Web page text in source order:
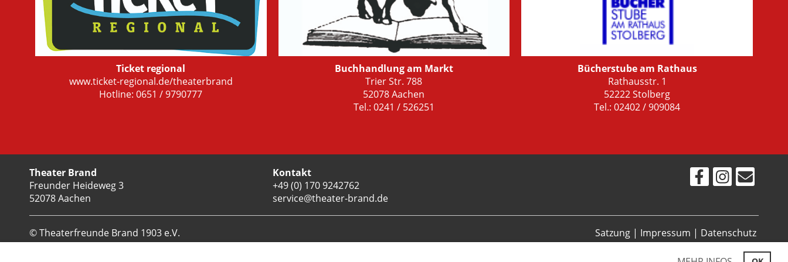
Ticket regional
www.ticket-regional.de/theaterbrand
Hotline: 0651 / 9790777
Buchhandlung am Markt
Trier Str. 788
52078 Aachen
Tel.: 0241 / 526251
Bücherstube am Rathaus
Rathausstr. 1
52222 Stolberg
Tel.: 02402 / 909084
Theater Brand
Freunder Heideweg 3
52078 Aachen
Kontakt
+49 (0) 170 9242762
service@theater-brand.de
© Theaterfreunde Brand 1903 e.V. Satzung | Impressum | Datenschutz